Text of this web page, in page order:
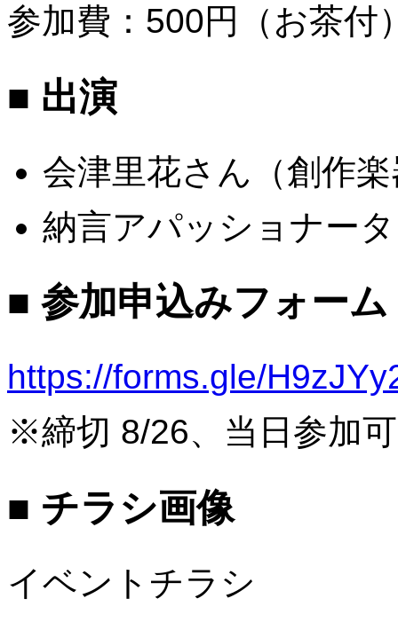
参加費：500円（お茶付
■ 出演
会津里花さん（創作
納言アパッショナー
■ 参加申込みフォーム
https://forms.gle/
※締切 8/26、当日参加可
■ チラシ画像
イベントチラシ